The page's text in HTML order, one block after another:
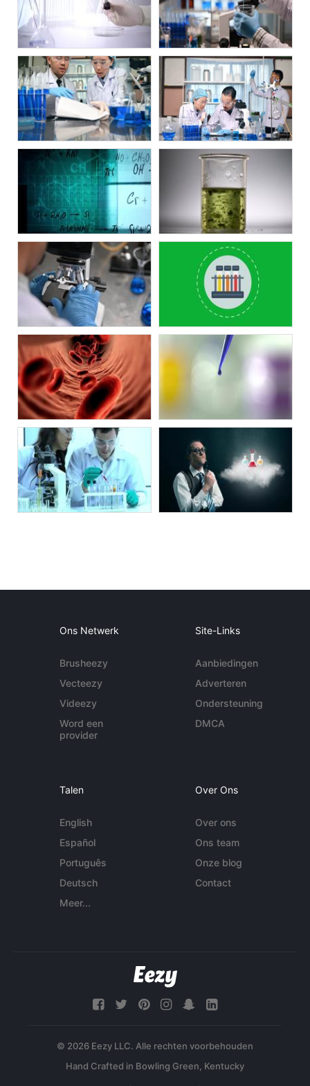
Ons Netwerk
Brusheezy
Vecteezy
Videezy
Word een
provider
Site-Links
Aanbiedingen
Adverteren
Ondersteuning
DMCA
Talen
English
Español
Português
Deutsch
Meer...
Over Ons
Over ons
Ons team
Onze blog
Contact
© 2026 Eezy LLC. Alle rechten voorbehouden